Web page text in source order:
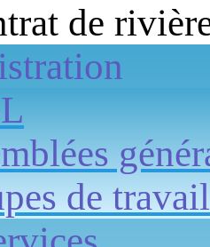
de
de travail